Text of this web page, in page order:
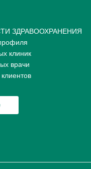
ЗДРАВООХРАНЕНИЯ
клиник
врачи